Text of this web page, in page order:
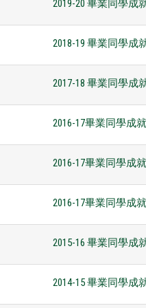
2019-20 畢業同學成
2018-19 畢業同學成
2017-18 畢業同學成
2016-17畢業同學成就
2016-17畢業同學成就
2016-17畢業同學成就
2015-16 畢業同學成
2014-15 畢業同學成